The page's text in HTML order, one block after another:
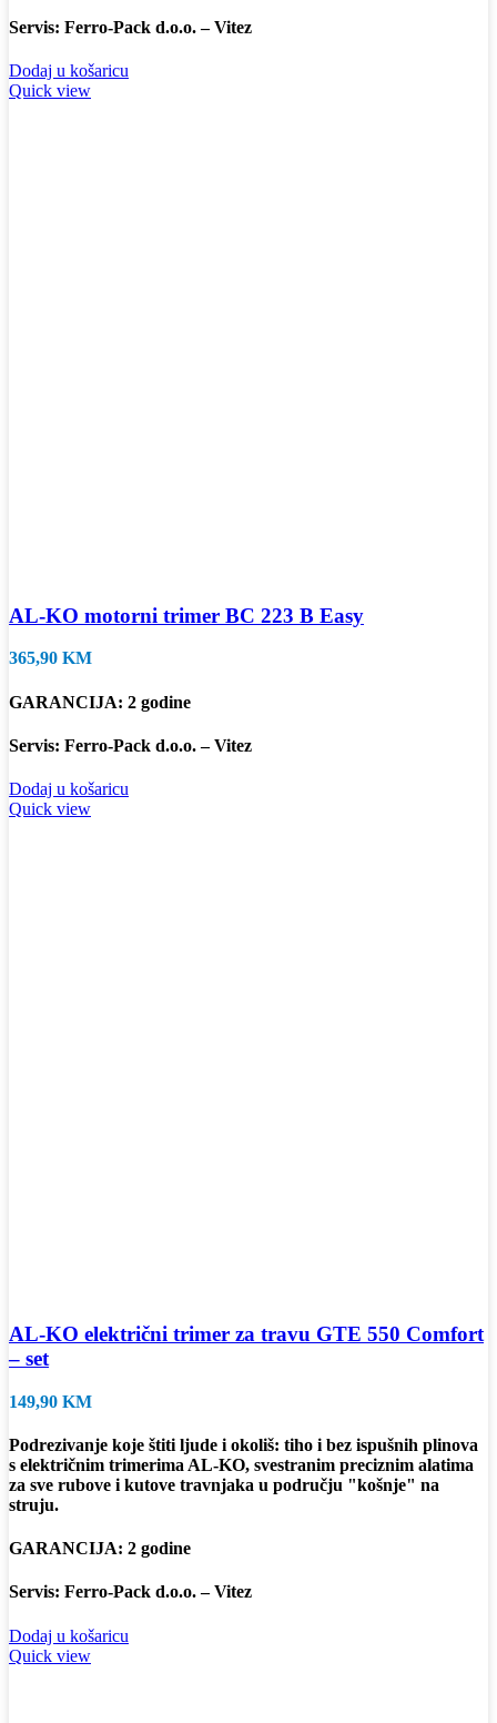
Servis: Ferro-Pack d.o.o. – Vitez
Dodaj u košaricu
Quick view
AL-KO motorni trimer BC 223 B Easy
365,90 KM
GARANCIJA: 2 godine
Servis: Ferro-Pack d.o.o. – Vitez
Dodaj u košaricu
Quick view
AL-KO električni trimer za travu GTE 550 Comfort
– set
149,90 KM
Podrezivanje koje štiti ljude i okoliš: tiho i bez ispušnih plinova
s ​​električnim trimerima AL-KO, svestranim preciznim alatima
za sve rubove i kutove travnjaka u području "košnje" na
struju.
GARANCIJA: 2 godine
Servis: Ferro-Pack d.o.o. – Vitez
Dodaj u košaricu
Quick view